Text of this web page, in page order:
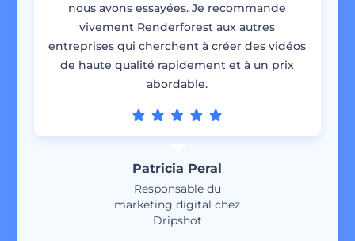
nous avons essayées. Je recommande
vivement Renderforest aux autres
entreprises qui cherchent à créer des vidéos
de haute qualité rapidement et à un prix
abordable.
Patricia Peral
Responsable du
marketing digital chez
Dripshot